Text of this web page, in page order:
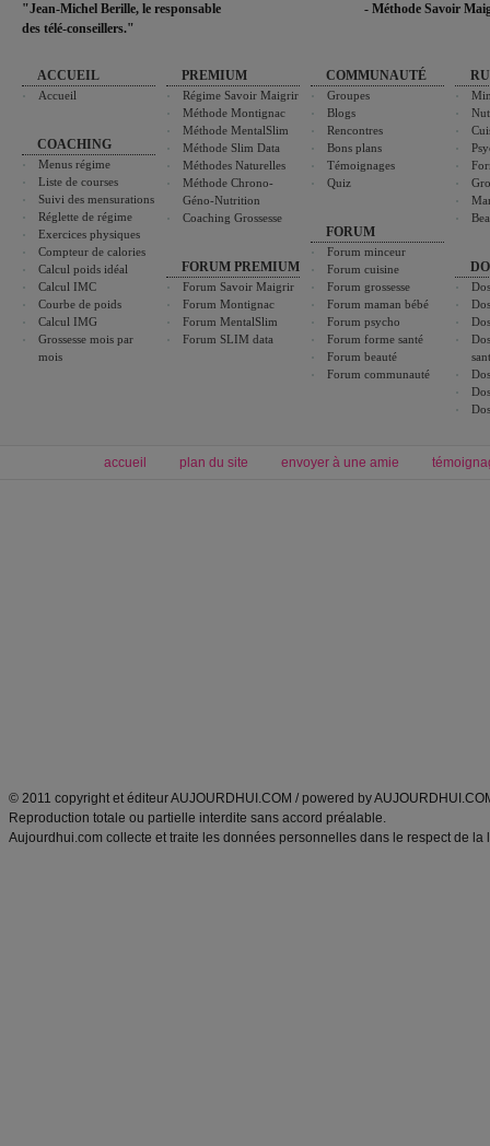
"Jean-Michel Berille, le responsable
des télé-conseillers."
- Méthode Savoir
ACCUEIL
Accueil
COACHING
Menus régime
Liste de courses
Suivi des mensurations
Réglette de régime
Exercices physiques
Compteur de calories
Calcul poids idéal
Calcul IMC
Courbe de poids
Calcul IMG
Grossesse mois par
mois
PREMIUM
Régime Savoir Maigrir
Méthode Montignac
Méthode MentalSlim
Méthode Slim Data
Méthodes Naturelles
Méthode Chrono-
Géno-Nutrition
Coaching Grossesse
FORUM PREMIUM
Forum Savoir Maigrir
Forum Montignac
Forum MentalSlim
Forum SLIM data
COMMUNAUTÉ
Groupes
Blogs
Rencontres
Bons plans
Témoignages
Quiz
FORUM
Forum minceur
Forum cuisine
Forum grossesse
Forum maman bébé
Forum psycho
Forum forme santé
Forum beauté
Forum communauté
accueil plan du site envoyer à une amie
© 2011 copyright et éditeur AUJOURDHUI.COM / powered by
Reproduction totale ou partielle interdite sans accord préalable.
Aujourdhui.com collecte et traite les données personnelles dans le respect de